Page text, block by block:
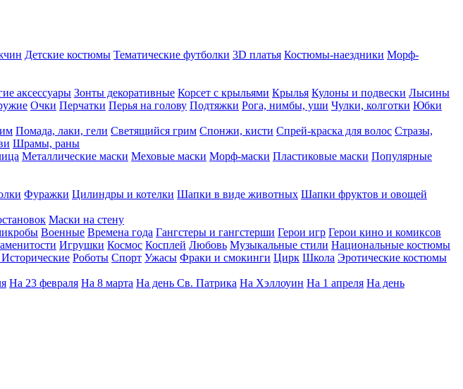
Детские костюмы Тематические футболки 3D платья Костюмы-наездники Морф-
аксессуары Зонты декоративные Корсет с крыльями Крылья Кулоны и подвески Лысины
Очки Перчатки Перья на голову Подтяжки Рога, нимбы, уши Чулки, колготки Юбки
Помада, лаки, гели Светящийся грим Спонжи, кисти Спрей-краска для волос Стразы,
Шрамы, раны
Металлические маски Меховые маски Морф-маски Пластиковые маски Популярные
Фуражки Цилиндры и котелки Шапки в виде животных Шапки фруктов и овощей
Маски на стену
Военные Времена года Гангстеры и гангстерши Герои игр Герои кино и комиксов
Игрушки Космос Косплей Любовь Музыкальные стили Национальные костюмы
Роботы Спорт Ужасы Фраки и смокинги Цирк Школа Эротические костюмы
На 23 февраля На 8 марта На день Св. Патрика На Хэллоуин На 1 апреля На день